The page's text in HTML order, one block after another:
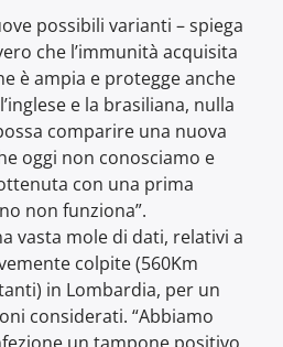
possibili varianti – spiega
che l’immunità acquisita
è ampia e protegge anche
e la brasiliana, nulla
comparire una nuova
oggi non conosciamo e
con una prima
non funziona”.
vasta mole di dati, relativi a
colpite (560Km
in Lombardia, per un
considerati. “Abbiamo